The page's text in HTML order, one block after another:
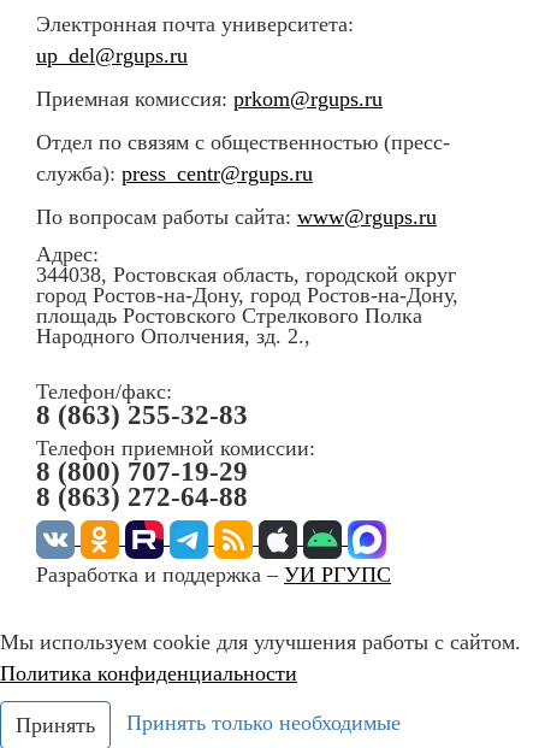
Электронная почта университета:
up_del@rgups.ru
Приемная комиссия: prkom@rgups.ru
Отдел по связям с общественностью (пресс-
служба): press_centr@rgups.ru
По вопросам работы сайта: www@rgups.ru
Адрес:
344038, Ростовская область, городской округ
город Ростов-на-Дону, город Ростов-на-Дону,
площадь Ростовского Стрелкового Полка
Народного Ополчения, зд. 2.,
Телефон/факс:
8 (863) 255-32-83
Телефон приемной комиссии:
8 (800) 707-19-29
8 (863) 272-64-88
Разработка и поддержка – УИ РГУПС
Мы используем cookie для улучшения работы с сайтом.
Политика конфиденциальности
Принять Принять только необходимые